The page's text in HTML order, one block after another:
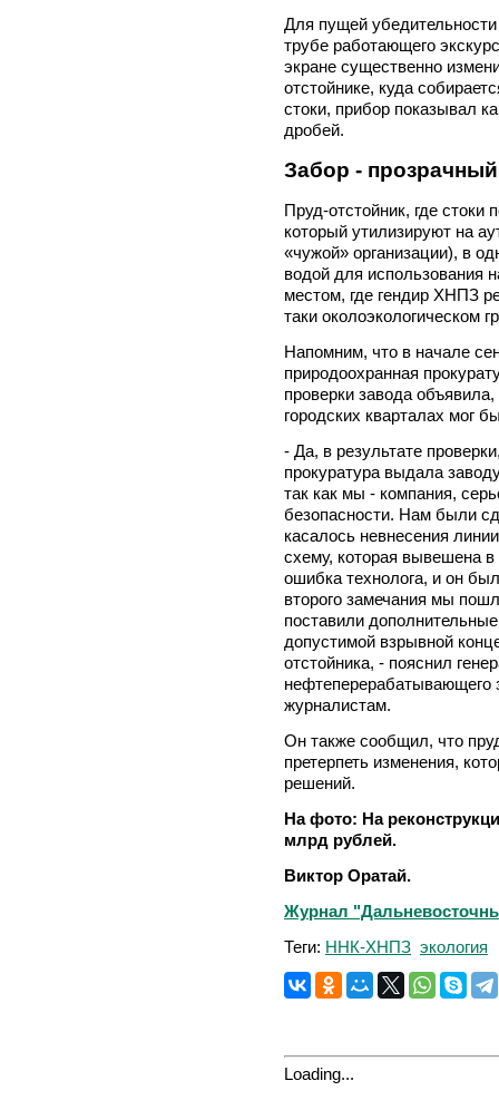
Для пущей
трубе работающего
экране существенно
отстойнике, куда
стоки, прибор показывал
дробей.
Забор -
Пруд-отстойник, где
который утилизируют на
«чужой» организации), в
водой для использования
местом, где гендир ХНПЗ
таки околоэкологическом
Напомним, что в начале
природоохранная
проверки завода
городских кварталах мог
- Да, в результате
прокуратура выдала
так как мы - компания,
безопасности. Нам были
касалось невнесения
схему, которая вывешена
ошибка технолога, и он
второго замечания мы
поставили
допустимой взрывной
отстойника, - пояснил
нефтеперерабатывающего
журналистам.
Он также сообщил, что
претерпеть изменения,
решений.
На фото: На
млрд рублей.
Виктор Оратай.
Журнал
Теги: ННК-ХНПЗ экология
Loading...